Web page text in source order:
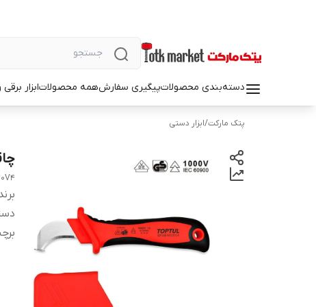
دسته‌بندی محصولاتپیگیری سفارشهمه محصولاتابزار
پتک مارکت/ابزار دستی